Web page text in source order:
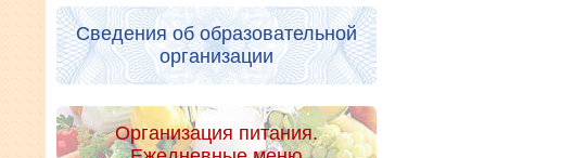
Сведения об образовательной
организации
Организация питания.